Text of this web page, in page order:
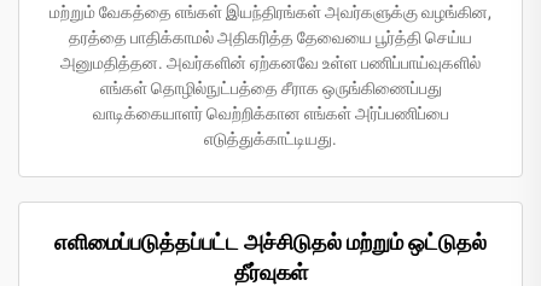
மற்றும் வேகத்தை எங்கள் இயந்திரங்கள் அவர்களுக்கு வழங்கின,
தரத்தை பாதிக்காமல் அதிகரித்த தேவையை பூர்த்தி செய்ய
அனுமதித்தன. அவர்களின் ஏற்கனவே உள்ள பணிப்பாய்வுகளில்
எங்கள் தொழில்நுட்பத்தை சீராக ஒருங்கிணைப்பது
வாடிக்கையாளர் வெற்றிக்கான எங்கள் அர்ப்பணிப்பை
எடுத்துக்காட்டியது.
எளிமைப்படுத்தப்பட்ட அச்சிடுதல் மற்றும் ஒட்டுதல்
தீர்வுகள்